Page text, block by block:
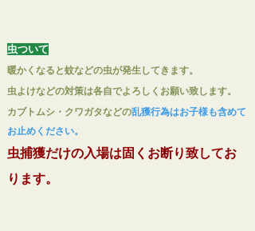
虫ついて
暖かくなると蚊などの虫が発生してきます。
虫よけなどの対策は各自でよろしくお願い致します。
カブトムシ・クワガタなどの乱獲行為はお子様も含めて
お止めください。
虫捕獲だけの入場は固くお断り致してお
ります。